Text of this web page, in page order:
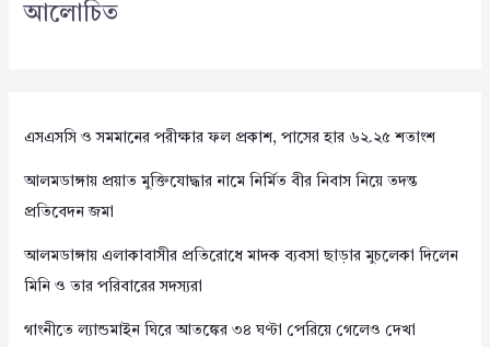
আলোচিত
এসএসসি ও সমমানের পরীক্ষার ফল প্রকাশ, পাসের হার ৬২.২৫ শতাংশ
আলমডাঙ্গায় প্রয়াত মুক্তিযোদ্ধার নামে নির্মিত বীর নিবাস নিয়ে তদন্ত
প্রতিবেদন জমা
আলমডাঙ্গায় এলাকাবাসীর প্রতিরোধে মাদক ব্যবসা ছাড়ার মুচলেকা দিলেন
মিনি ও তার পরিবারের সদস্যরা
গাংনীতে ল্যান্ডমাইন ঘিরে আতঙ্কের ৩৪ ঘণ্টা পেরিয়ে গেলেও দেখা